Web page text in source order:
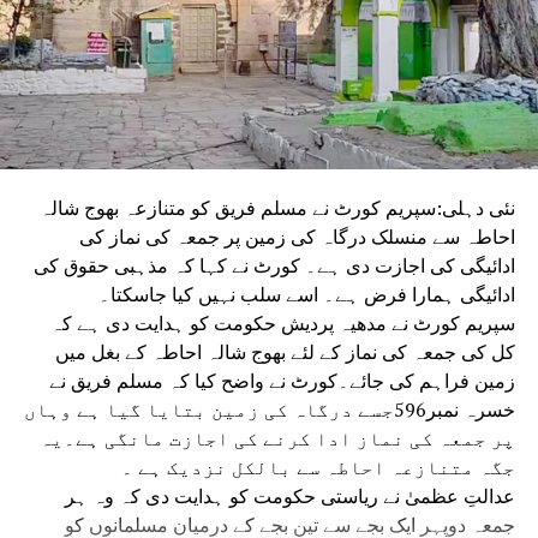
نئی دہلی:سپریم کورٹ نے مسلم فریق کو متنازعہ بھوج شالہ
احاطہ سے منسلک درگاہ کی زمین پر جمعہ کی نماز کی
ادائیگی کی اجازت دی ہے۔ کورٹ نے کہا کہ مذہبی حقوق کی
ادائیگی ہمارا فرض ہے۔ اسے سلب نہیں کیا جاسکتا۔
سپریم کورٹ نے مدھیہ پردیش حکومت کو ہدایت دی ہے کہ
کل کی جمعہ کی نماز کے لئے بھوج شالہ احاطہ کے بغل میں
زمین فراہم کی جائے۔کورٹ نے واضح کیا کہ مسلم فریق نے
خسرہ نمبر596جسے درگاہ کی زمین بتایا گیا ہے وہاں
پر جمعہ کی نماز ادا کرنے کی اجازت مانگی ہے۔یہ
جگہ متنازعہ احاطہ سے بالکل نزدیک ہے ۔
عدالتِ عظمیٰ نے ریاستی حکومت کو ہدایت دی کہ وہ ہر
جمعہ دوپہر ایک بجے سے تین بجے کے درمیان مسلمانوں کو